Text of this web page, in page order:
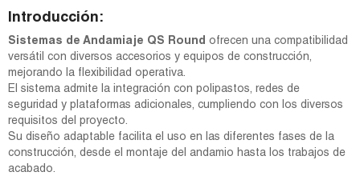
Introducción:
Sistemas de Andamiaje QS Round ofrecen una compatibilidad
versátil con diversos accesorios y equipos de construcción,
mejorando la flexibilidad operativa.
El sistema admite la integración con polipastos, redes de
seguridad y plataformas adicionales, cumpliendo con los diversos
requisitos del proyecto.
Su diseño adaptable facilita el uso en las diferentes fases de la
construcción, desde el montaje del andamio hasta los trabajos de
acabado.